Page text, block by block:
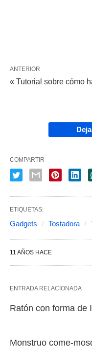
ANTERIOR
« Tutorial sobre cómo
COMPARTIR
ETIQUETAS:
Gadgets Tostadora
11 AÑOS HACE
ENTRADA RELACIONADA
Ratón con forma de
Monstruo come-